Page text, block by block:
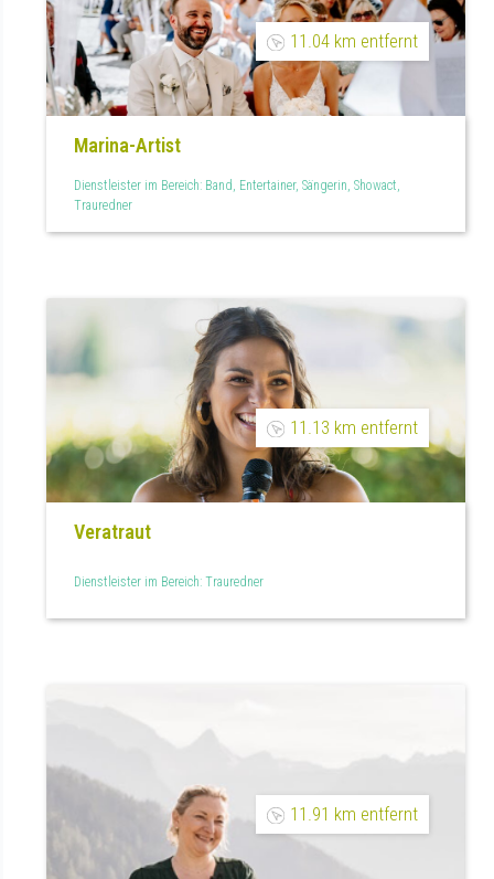
11.04 km entfernt
Marina-Artist
Dienstleister im Bereich: Band, Entertainer, Sängerin, Showact,
Trauredner
11.13 km entfernt
Veratraut
Dienstleister im Bereich: Trauredner
11.91 km entfernt